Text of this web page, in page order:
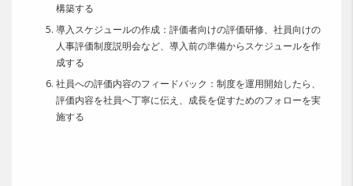
構築する
導入スケジュールの作成：評価者向けの評価研修、社員向けの
人事評価制度説明会など、導入前の準備からスケジュールを作
成する
社員への評価内容のフィードバック：制度を運用開始したら、
評価内容を社員へ丁寧に伝え、成長を促すためのフォローを実
施する